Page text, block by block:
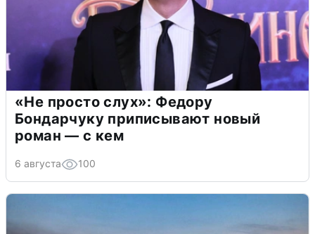
«Не просто слух»: Федору
Бондарчуку приписывают новый
роман — с кем
6 августа 100